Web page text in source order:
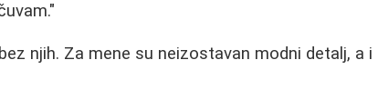
njih. Za mene su neizostavan modni detalj, a i